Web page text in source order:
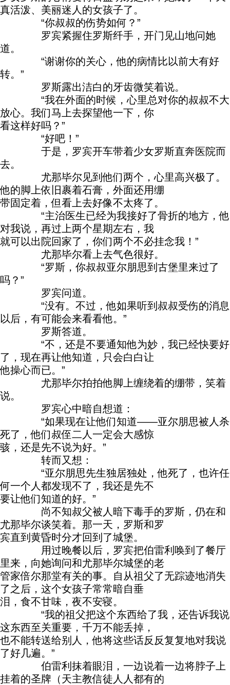
真活泼、美丽迷人的女孩子了。
“你叔叔的伤势如何？”
罗宾紧握住罗斯纤手，开门见山地问她
道。
“谢谢你的关心，他的病情比以前大有好
转。”
罗斯露出洁白的牙齿微笑着说。
“我在外面的时候，心里总对你的叔叔不大
放心。我们马上去探望他一下，你
看这样好吗？”
“好吧！”
于是，罗宾开车带着少女罗斯直奔医院而
去。
尤那毕尔见到他们两个，心里高兴极了。
他的脚上依旧裹着石膏，外面还用绷
带固定着，但看上去好像不太疼了。
“主治医生已经为我接好了骨折的地方，他
对我说，再过上两个星期左右，我
就可以出院回家了，你们两个不必挂念我！”
尤那毕尔看上去气色很好。
“罗斯，你叔叔亚尔朋思到古堡里来过了
吗？”
罗宾问道。
“没有。不过，他如果听到叔叔受伤的消息
以后，有可能会来看看他。”
罗斯答道。
“不，还是不要通知他为妙，我已经快要好
了，现在再让他知道，只会白白让
他操心而已。”
尤那毕尔拍拍他脚上缠绕着的绷带，笑着
说。
罗宾心中暗自想道：
“如果现在让他们知道——亚尔朋思被人杀
死了，他们叔侄二人一定会大感惊
骇，还是先不说为好。”
转而又想：
“亚尔朋思先生独居独处，他死了，也许任
何一个人都发现不了，我还是先不
要让他们知道的好。”
尚不知叔父被人暗下毒手的罗斯，仍在和
尤那毕尔谈笑着。那一天，罗斯和罗
宾直到黄昏时分才回到了城堡。
用过晚餐以后，罗宾把伯雷利唤到了餐厅
里来，向她询问和尤那毕尔城堡的老
管家倍尔那堂有关的事。自从祖父了无踪迹地消失
了之后，这个女孩子常常暗自垂
泪，食不甘味，夜不安寝。
“我的祖父把这个东西给了我，还告诉我说
这东西至关重要，千万不能丢掉，
也不能转送给别人，他将这些话反反复复地对我说
了好几遍。”
伯雷利抹着眼泪，一边说着一边将脖子上
挂着的圣牌（天主教信徒人人都有的